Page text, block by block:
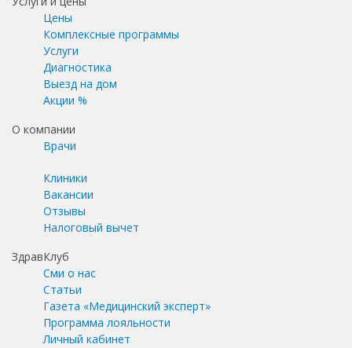
Цены
Комплексные программы
Услуги
Диагностика
Выезд на дом
Акции %
О компании
Врачи
Клиники
Вакансии
Отзывы
Налоговый вычет
ЗдравКлуб
Сми о нас
Статьи
Газета «Медицинский эксперт»
Программа лояльности
Личный кабинет